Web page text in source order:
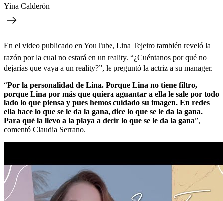
Yina Calderón
En el video publicado en YouTube, Lina Tejeiro también reveló la
razón por la cual no estará en un reality. “¿Cuéntanos por qué no
dejarías que vaya a un reality?”, le preguntó la actriz a su manager.
“Por la personalidad de Lina. Porque Lina no tiene filtro,
porque Lina por más que quiera aguantar a ella le sale por todo
lado lo que piensa y pues hemos cuidado su imagen. En redes
ella hace lo que se le da la gana, dice lo que se le da la gana.
Para qué la llevo a la playa a decir lo que se le da la gana”,
comentó Claudia Serrano.